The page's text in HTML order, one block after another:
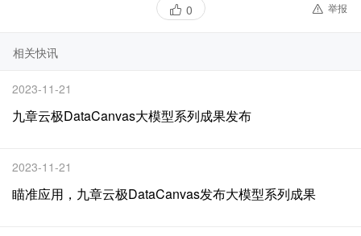
0 举报
相关快讯
2023-11-21
九章云极DataCanvas大模型系列成果发布
2023-11-21
瞄准应用，九章云极DataCanvas发布大模型系列成果